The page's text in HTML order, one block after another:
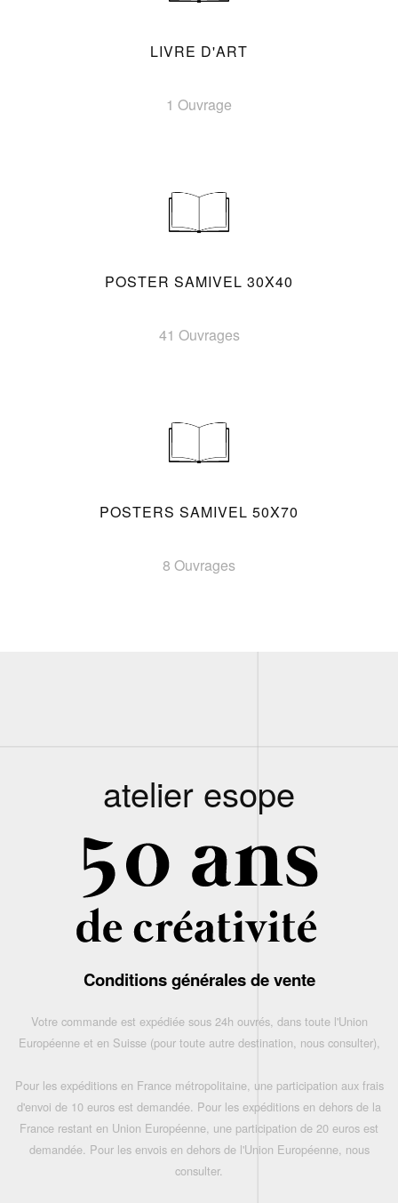
LIVRE D'ART
1 Ouvrage
POSTER SAMIVEL 30X40
41 Ouvrages
POSTERS SAMIVEL 50X70
8 Ouvrages
atelier esope
Conditions générales de vente
Votre commande est expédiée sous 24h ouvrés, dans toute l'Union
Européenne et en Suisse (pour toute autre destination, nous consulter),
Pour les expéditions en France métropolitaine, une participation aux frais
d'envoi de 10 euros est demandée. Pour les expéditions en dehors de la
France restant en Union Européenne, une participation de 20 euros est
demandée. Pour les envois en dehors de l'Union Européenne, nous
consulter.